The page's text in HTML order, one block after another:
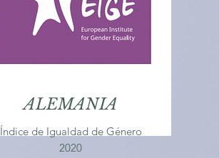
ALEMANIA
Índice de Igualdad de Género
2020